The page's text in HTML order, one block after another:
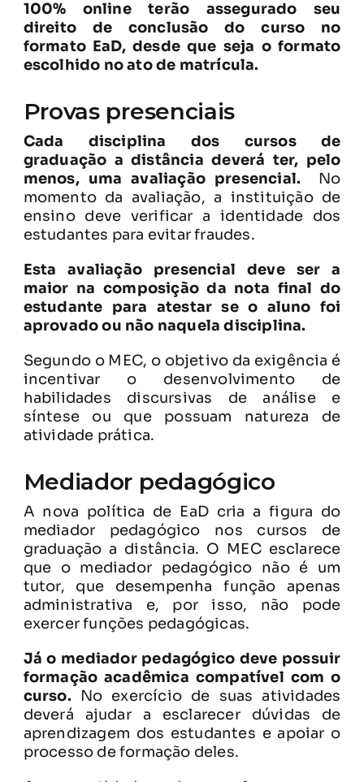
100% online terão assegurado seu
direito de conclusão do curso no
formato EaD, desde que seja o formato
escolhido no ato de matrícula.
Provas presenciais
Cada disciplina dos cursos de
graduação a distância deverá ter, pelo
menos, uma avaliação presencial.
No
momento da avaliação, a instituição de
ensino deve verificar a identidade dos
estudantes para evitar fraudes.
Esta avaliação presencial deve ser a
maior na composição da nota final do
estudante para atestar se o aluno foi
aprovado ou não naquela disciplina.
Segundo o MEC, o objetivo da exigência é
incentivar o desenvolvimento de
habilidades discursivas de análise e
síntese ou que possuam natureza de
atividade prática.
Mediador pedagógico
A nova política de EaD cria a figura do
mediador pedagógico nos cursos de
graduação a distância. O MEC esclarece
que o mediador pedagógico não é um
tutor, que desempenha função apenas
administrativa e, por isso, não pode
exercer funções pedagógicas.
Já o mediador pedagógico deve possuir
formação acadêmica compatível com o
curso. No exercício de suas atividades
deverá ajudar a esclarecer dúvidas de
aprendizagem dos estudantes e apoiar o
processo de formação deles.